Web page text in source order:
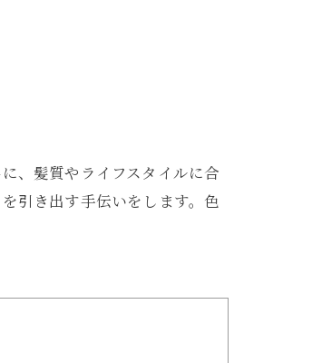
、髪質やライフスタイルに合
引き出す手伝いをします。色